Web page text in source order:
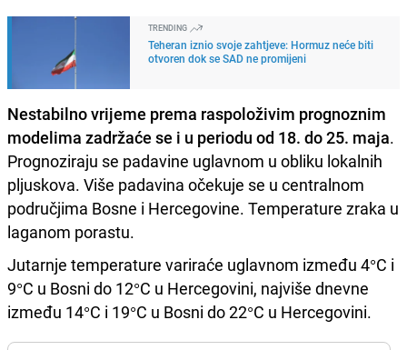
TRENDING
Teheran iznio svoje zahtjeve: Hormuz neće biti
otvoren dok se SAD ne promijeni
Nestabilno vrijeme prema raspoloživim prognoznim
modelima zadržaće se i u periodu od 18. do 25. maja.
Prognoziraju se padavine uglavnom u obliku lokalnih
pljuskova. Više padavina očekuje se u centralnom
područjima Bosne i Hercegovine. Temperature zraka u
laganom porastu.
Jutarnje temperature variraće uglavnom između 4°C i
9°C u Bosni do 12°C u Hercegovini, najviše dnevne
između 14°C i 19°C u Bosni do 22°C u Hercegovini.